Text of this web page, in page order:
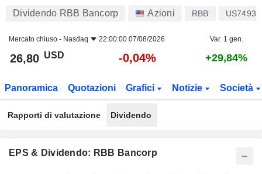
Dividendo RBB Bancorp Azioni RBB
Mercato chiuso - Nasdaq 22:00:00 07/08/2026 Var. 1 gen.
26,80 USD -0,04% +29,84%
Panoramica Quotazioni Grafici Notizie Società
Rapporti di valutazione Dividendo
EPS & Dividendo: RBB Bancorp